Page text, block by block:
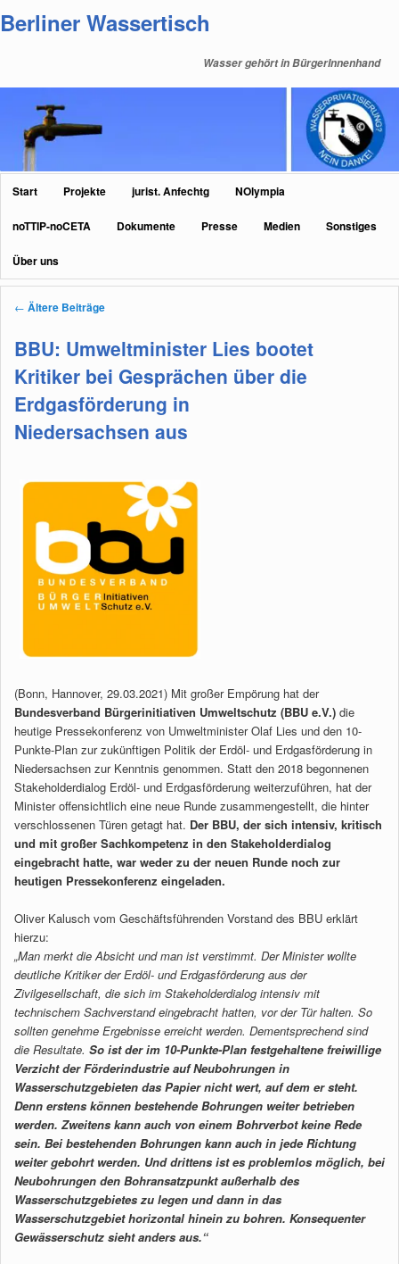
primären
sekundären
Berliner Wassertisch
Wasser gehört in BürgerInnenhand
Hauptmenü
Start Projekte jurist. Anfechtg NOlympia
noTTIP-noCETA Dokumente Presse Medien Sonstiges
Über uns
Beitragsnavigation
← Ältere Beiträge
BBU: Umweltminister Lies bootet
Kritiker bei Gesprächen über die
Erdgasförderung in
Niedersachsen aus
(Bonn, Hannover, 29.03.2021) Mit großer Empörung hat der
Bundesverband Bürgerinitiativen Umweltschutz (BBU e.V.) die
heutige Pressekonferenz von Umweltminister Olaf Lies und den 10-
Punkte-Plan zur zukünftigen Politik der Erdöl- und Erdgasförderung in
Niedersachsen zur Kenntnis genommen. Statt den 2018 begonnenen
Stakeholderdialog Erdöl- und Erdgasförderung weiterzuführen, hat der
Minister offensichtlich eine neue Runde zusammengestellt, die hinter
verschlossenen Türen getagt hat. Der BBU, der sich intensiv, kritisch
und mit großer Sachkompetenz in den Stakeholderdialog
eingebracht hatte, war weder zu der neuen Runde noch zur
heutigen Pressekonferenz eingeladen.
Oliver Kalusch vom Geschäftsführenden Vorstand des BBU erklärt
hierzu:
„Man merkt die Absicht und man ist verstimmt. Der Minister wollte
deutliche Kritiker der Erdöl- und Erdgasförderung aus der
Zivilgesellschaft, die sich im Stakeholderdialog intensiv mit
technischem Sachverstand eingebracht hatten, vor der Tür halten. So
sollten genehme Ergebnisse erreicht werden. Dementsprechend sind
die Resultate. So ist der im 10-Punkte-Plan festgehaltene freiwillige
Verzicht der Förderindustrie auf Neubohrungen in
Wasserschutzgebieten das Papier nicht wert, auf dem er steht.
Denn erstens können bestehende Bohrungen weiter betrieben
werden. Zweitens kann auch von einem Bohrverbot keine Rede
sein. Bei bestehenden Bohrungen kann auch in jede Richtung
weiter gebohrt werden. Und drittens ist es problemlos möglich, bei
Neubohrungen den Bohransatzpunkt außerhalb des
Wasserschutzgebietes zu legen und dann in das
Wasserschutzgebiet horizontal hinein zu bohren. Konsequenter
Gewässerschutz sieht anders aus.“